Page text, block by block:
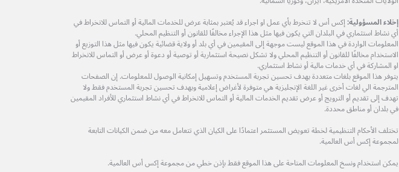
إخلاء المسؤولية:إكس أس لا تنخرط بأي عمل او اجراء قد يُعتبر بمثابة عرض للخدمات المالية أو التماس للانخراط في
أي نشاط استثماري في البلدان التي يكون فيها مثل هذا الإجراء مخالفًا للقانون أو التنظيم المحلي.
المعلومات الواردة في هذا الموقع ليست موجهة إلى المقيمين في أي بلد أو ولاية قضائية يكون فيها مثل هذا التوزيع أو
الاستخدام مخالفًا للقانون أو التنظيم المحلي ولا تشكل نصيحة استثمارية أو توصية أو دعوة أو عرض أو التماس للانخراط
او المشاركة في أي خدمات مالية أو نشاط استثماري.
يتوفر هذا الموقع بلغات متعددة بهدف تحسين تجربة المستخدم وتسهيل إمكانية الوصول للمعلومات. إن الصفحات
المترجمة الي لغات أخرى غير اللغة الإنجليزية هي متوفرة لأغراض إعلامية وبهدف تحسين تجربة المستخدم فقط ولا
تهدف إلى تقديم أو الترويج أو عرض تقديم الخدمات المالية أو التماس للانخراط في أي نشاط استثماري للأفراد المقيمين
في بلدان أو مناطق محددة.
تختلف الأحكام التنظيمية لخطة تعويض المستثمر اعتمادًا على الكيان الذي تتعامل معه من ضمن الكيانات التابعة
لمجموعة إكس أس العالمية.
يمكن استخدام ونسخ المعلومات المتاحة على هذا الموقع فقط بإذن خطي من مجموعة إكس أس العالمية.